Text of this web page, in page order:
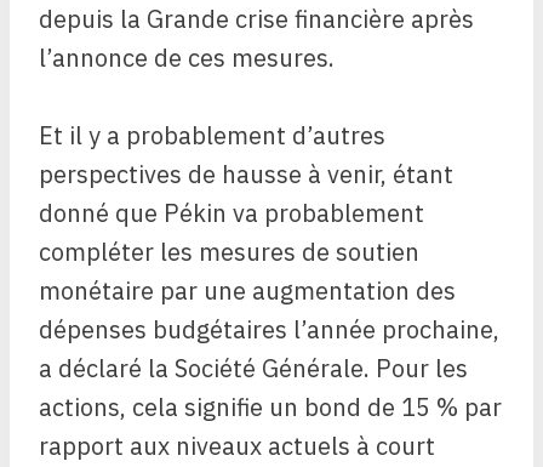
depuis la Grande crise financière après
l’annonce de ces mesures.
Et il y a probablement d’autres
perspectives de hausse à venir, étant
donné que Pékin va probablement
compléter les mesures de soutien
monétaire par une augmentation des
dépenses budgétaires l’année prochaine,
a déclaré la Société Générale. Pour les
actions, cela signifie un bond de 15 % par
rapport aux niveaux actuels à court